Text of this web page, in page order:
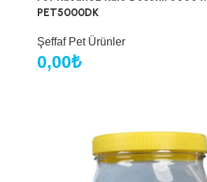
PET5000DK
Şeffaf Pet Ürünler
0,00₺